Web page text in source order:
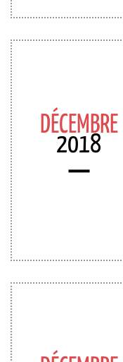
DÉCEMBRE
2018